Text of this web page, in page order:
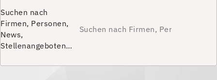
Suchen nach
Firmen, Personen,
News,
Stellenangeboten…